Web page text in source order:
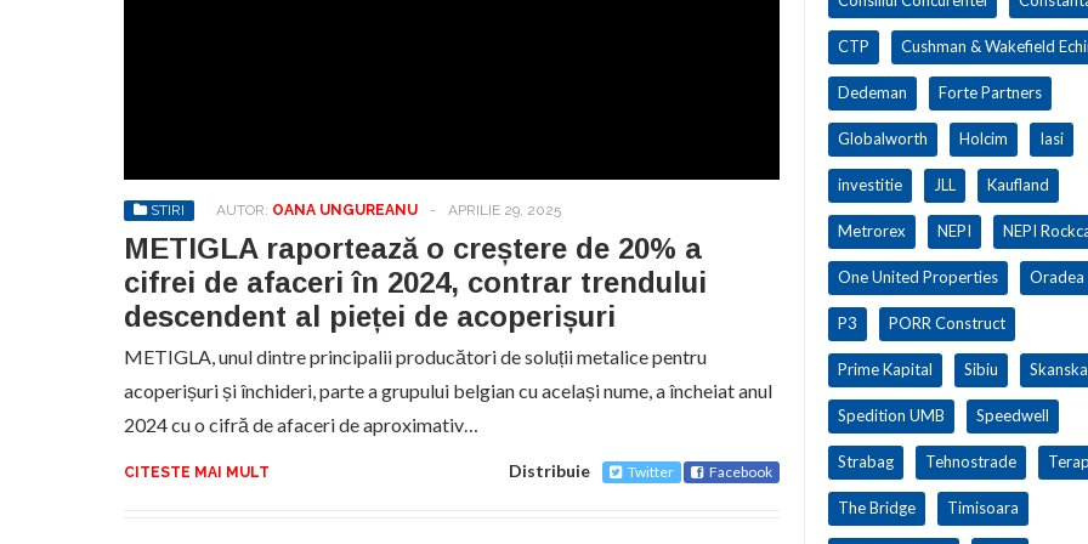
STIRI AUTOR: OANA UNGUREANU - APRILIE 29, 2025
METIGLA raportează o creștere de 20% a
cifrei de afaceri în 2024, contrar trendului
descendent al pieței de acoperișuri
METIGLA, unul dintre principalii producători de soluții metalice pentru
acoperișuri și închideri, parte a grupului belgian cu același nume, a încheiat anul
2024 cu o cifră de afaceri de aproximativ…
CITESTE MAI MULT Distribuie Twitter Facebook
CTP Cushman & Wakefield
Dedeman Forte Partners
Globalworth Holcim Iasi
investitie JLL Kaufland
Metrorex NEPI NEPI
One United Properties Oradea
P3 PORR Construct
Prime Kapital Sibiu Skanska
Spedition UMB Speedwell
Strabag Tehnostrade
The Bridge Timisoara